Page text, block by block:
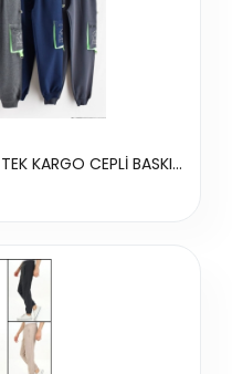
5093 ERKEK KEMER İÇİ GARNİLİ TEK KARGO CEPLİ BASKILI TEK ALT